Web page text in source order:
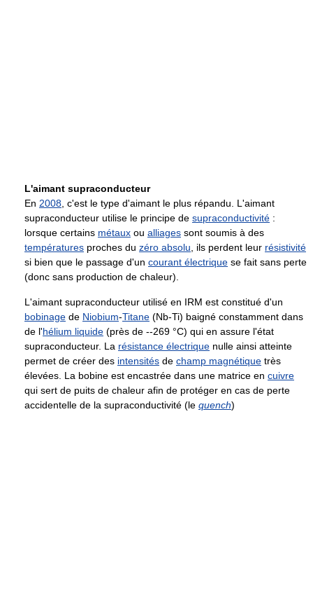
L'aimant supraconducteur
En 2008 , c'est le type d'aimant le plus répandu. L'aimant
supraconducteur utilise le principe de supraconductivité :
lorsque certains métaux ou alliages sont soumis à des
températures proches du zéro absolu , ils perdent leur résistivité
si bien que le passage d'un courant électrique se fait sans perte
(donc sans production de chaleur).
L'aimant supraconducteur utilisé en IRM est constitué d'un
bobinage de Niobium-Titane (Nb-Ti) baigné constamment dans
de l'hélium liquide (près de --269 °C) qui en assure l'état
supraconducteur. La résistance électrique nulle ainsi atteinte
permet de créer des intensités de champ magnétique très
élevées. La bobine est encastrée dans une matrice en cuivre
qui sert de puits de chaleur afin de protéger en cas de perte
accidentelle de la supraconductivité (le quench)